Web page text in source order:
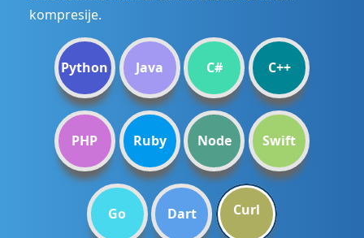
kompresije.
Python Java C# C++
PHP Ruby Node Swift
Go Dart Curl